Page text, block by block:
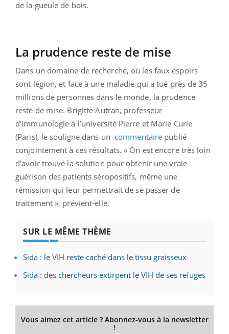
de la gueule de bois.
La prudence reste de mise
Dans un domaine de recherche, où les faux espoirs
sont légion, et face à une maladie qui a tué près de 35
millions de personnes dans le monde, la prudence
reste de mise. Brigitte Autran, professeur
d’immunologie à l’université Pierre et Marie Curie
(Paris), le souligne dans un commentaire publié
conjointement à ces résultats. « On est encore très loin
d’avoir trouvé la solution pour obtenir une vraie
guérison des patients séropositifs, même une
rémission qui leur permettrait de se passer de
traitement », prévient-elle.
SUR LE MÊME THÈME
Sida : le VIH reste caché dans le tissu graisseux
Sida : des chercheurs extirpent le VIH de ses refuges
Vous aimez cet article ? Abonnez-vous à la newsletter
!